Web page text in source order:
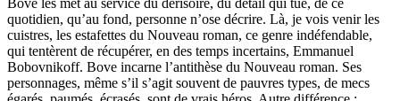
Bove les met au service du dérisoire, du détail qui tue, de ce
quotidien, qu’au fond, personne n’ose décrire. Là, je vois venir les
cuistres, les estafettes du Nouveau roman, ce genre indéfendable,
qui tentèrent de récupérer, en des temps incertains, Emmanuel
Bobovnikoff. Bove incarne l’antithèse du Nouveau roman. Ses
personnages, même s’il s’agit souvent de pauvres types, de mecs